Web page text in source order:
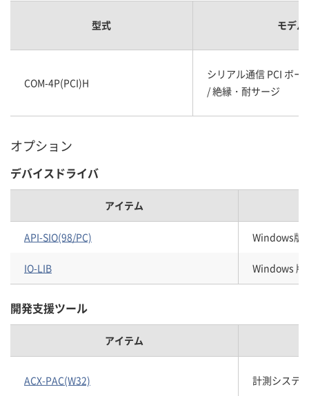
型式 モデル
COM-4P(PCI)H
シリアル通信 PCI ボー
/ 絶縁・耐サージ
オプション
デバイスドライバ
アイテム
API-SIO(98/PC) Windows版
IO-LIB Windows 版
開発支援ツール
アイテム
ACX-PAC(W32) 計測システ